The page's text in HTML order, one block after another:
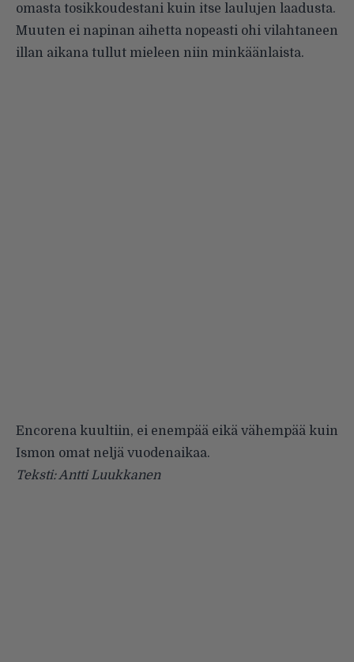
omasta tosikkoudestani kuin itse laulujen laadusta.
Muuten ei napinan aihetta nopeasti ohi vilahtaneen
illan aikana tullut mieleen niin minkäänlaista.
Encorena kuultiin, ei enempää eikä vähempää kuin
Ismon omat neljä vuodenaikaa.
Teksti: Antti Luukkanen